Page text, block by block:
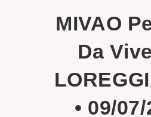
MIVAO
Da
• 09/